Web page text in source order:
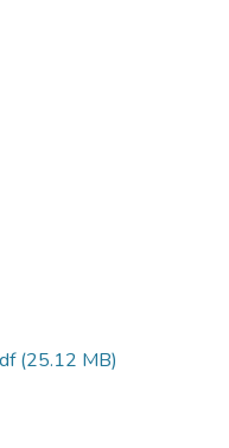
(25.12 MB)